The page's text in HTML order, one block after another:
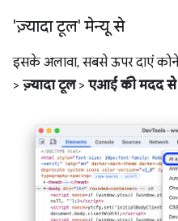
'ज़्यादा टूल' मेन्यू से
इसके अलावा, सबसे ऊपर दाएं
> ज़्यादा टूल> एआई की मदद से